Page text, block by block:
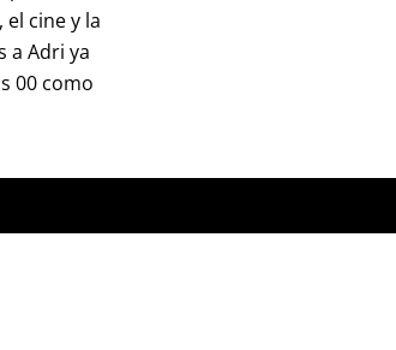
cine y la
a Adri ya
00 como